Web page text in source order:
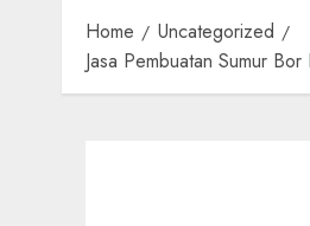
Home
Uncategorized
Jasa Pembuatan Sumur